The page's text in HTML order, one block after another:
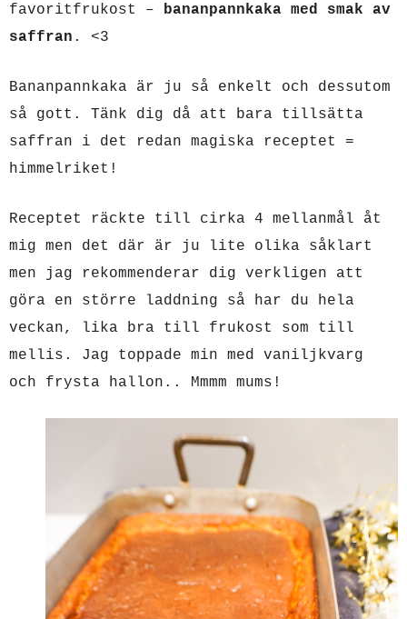
favoritfrukost – bananpannkaka med smak av
saffran . <3
Bananpannkaka är ju så enkelt och dessutom
så gott. Tänk dig då att bara tillsätta
saffran i det redan magiska receptet =
himmelriket!
Receptet räckte till cirka 4 mellanmål åt
mig men det där är ju lite olika såklart
men jag rekommenderar dig verkligen att
göra en större laddning så har du hela
veckan, lika bra till frukost som till
mellis. Jag toppade min med vaniljkvarg
och frysta hallon.. Mmmm mums!